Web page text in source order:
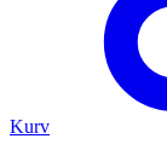
Kurv